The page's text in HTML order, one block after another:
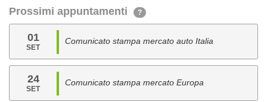
Prossimi appuntamenti ?
01
SET
Comunicato stampa mercato auto Italia
24
SET
Comunicato stampa mercato Europa